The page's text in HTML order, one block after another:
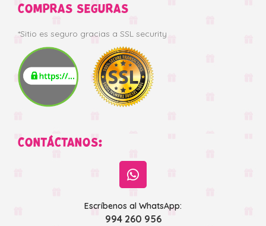
COMPRAS SEGURAS
*Sitio es seguro gracias a SSL security
CONTÁCTANOS:
Escríbenos al WhatsApp:
994 260 956